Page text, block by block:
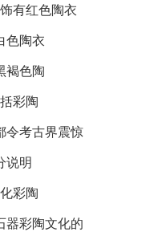
有红色陶衣
陶衣
色陶
彩陶
考古界震惊
明
彩陶
彩陶文化的